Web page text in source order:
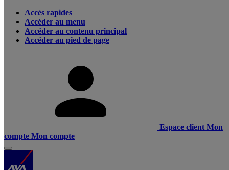
Accès rapides
Accéder au menu
Accéder au contenu principal
Accéder au pied de page
Espace client Mon
compte Mon compte